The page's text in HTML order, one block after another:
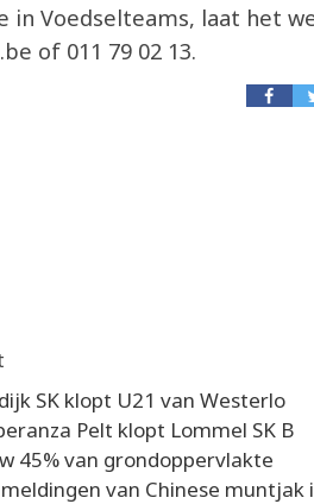
in Voedselteams, laat het
of 011 79 02 13.
SK klopt U21 van Westerlo
Pelt klopt Lommel SK B
45% van grondoppervlakte
van Chinese muntjak